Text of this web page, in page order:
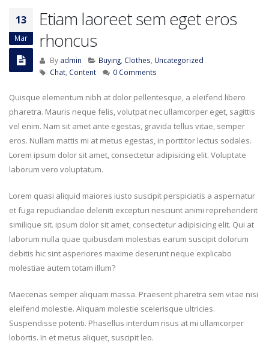
13
Mar
Etiam laoreet sem eget eros
rhoncus
By admin Buying, Clothes, Uncategorized
Chat, Content 0 Comments
Quisque elementum nibh at dolor pellentesque, a eleifend libero
pharetra. Mauris neque felis, volutpat nec ullamcorper eget, sagittis
vel enim. Nam sit amet ante egestas, gravida tellus vitae, semper
eros. Nullam mattis mi at metus egestas, in porttitor lectus sodales.
Lorem ipsum dolor sit amet, consectetur adipisicing elit. Voluptate
laborum vero voluptatum.
Lorem quasi aliquid maiores iusto suscipit perspiciatis a aspernatur
et fuga repudiandae deleniti excepturi nesciunt animi reprehenderit
similique sit. ipsum dolor sit amet, consectetur adipisicing elit. Qui at
laborum nulla quae quibusdam molestias earum suscipit dolorum
debitis hic sint asperiores maxime deserunt neque explicabo
molestiae autem totam illum?
Maecenas semper aliquam massa. Praesent pharetra sem vitae nisi
eleifend molestie. Aliquam molestie scelerisque ultricies.
Suspendisse potenti. Phasellus interdum risus at mi ullamcorper
lobortis. In et metus aliquet, suscipit leo.